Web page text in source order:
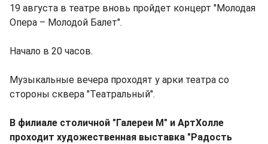
19 августа в театре вновь пройдет концерт "Молодая
Опера – Молодой Балет".
Начало в 20 часов.
Музыкальные вечера проходят у арки театра со
стороны сквера "Театральный".
В филиале столичной "Галереи М" и АртХолле
проходит художественная выставка "Радость